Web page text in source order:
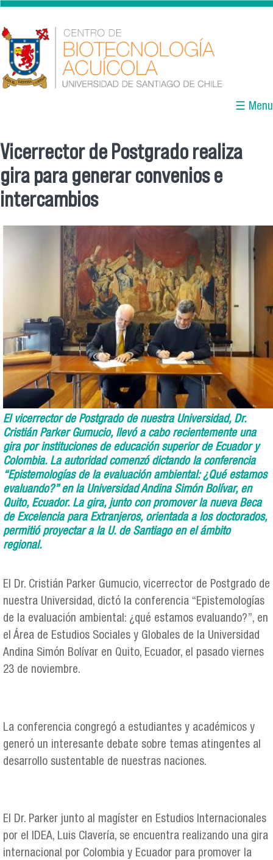
Skip to main content
☰ Menu
You are here
Vicerrector de Postgrado realiza
gira para generar convenios e
intercambios
El vicerrector de Postgrado de nuestra Universidad, Dr.
Cristián Parker Gumucio, llevó a cabo recientemente una
gira por instituciones de educación superior de Ecuador y
Colombia. La autoridad comenzó dictando la conferencia
“Epistemologías de la evaluación ambiental: ¿Qué estamos
evaluando?” en la Universidad Andina Simón Bolívar, en
Quito, Ecuador. La gira, junto con promover la nueva Beca
de Excelencia para Extranjeros, orientada a los doctorados,
permitió proyectar a la U. de Santiago en el ámbito
regional.
El Dr. Cristián Parker Gumucio, vicerrector de Postgrado de
nuestra Universidad, dictó la conferencia “Epistemologías
de la evaluación ambiental: ¿qué estamos evaluando?”, en
el Área de Estudios Sociales y Globales de la Universidad
Andina Simón Bolívar en Quito, Ecuador, el pasado viernes
23 de noviembre.
La conferencia congregó a estudiantes y académicos y
generó un interesante debate sobre temas atingentes al
desarrollo sustentable de nuestras naciones.
El Dr. Parker junto al magíster en Estudios Internacionales
por el IDEA, Luis Clavería, se encuentra realizando una gira
internacional por Colombia y Ecuador para promover la